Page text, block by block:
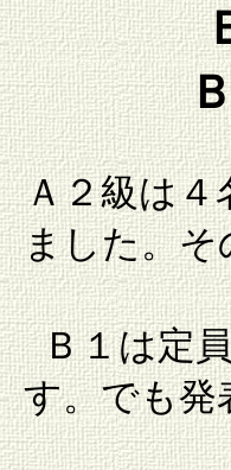
Ａ２級は４
ました。そ
Ｂ１は定
す。でも発